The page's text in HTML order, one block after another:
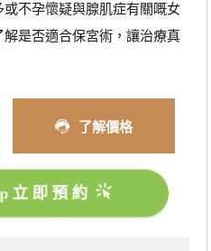
不孕懷疑與腺肌症有關嘅女
是否適合保宮術，讓治療真
了解價格
即預約